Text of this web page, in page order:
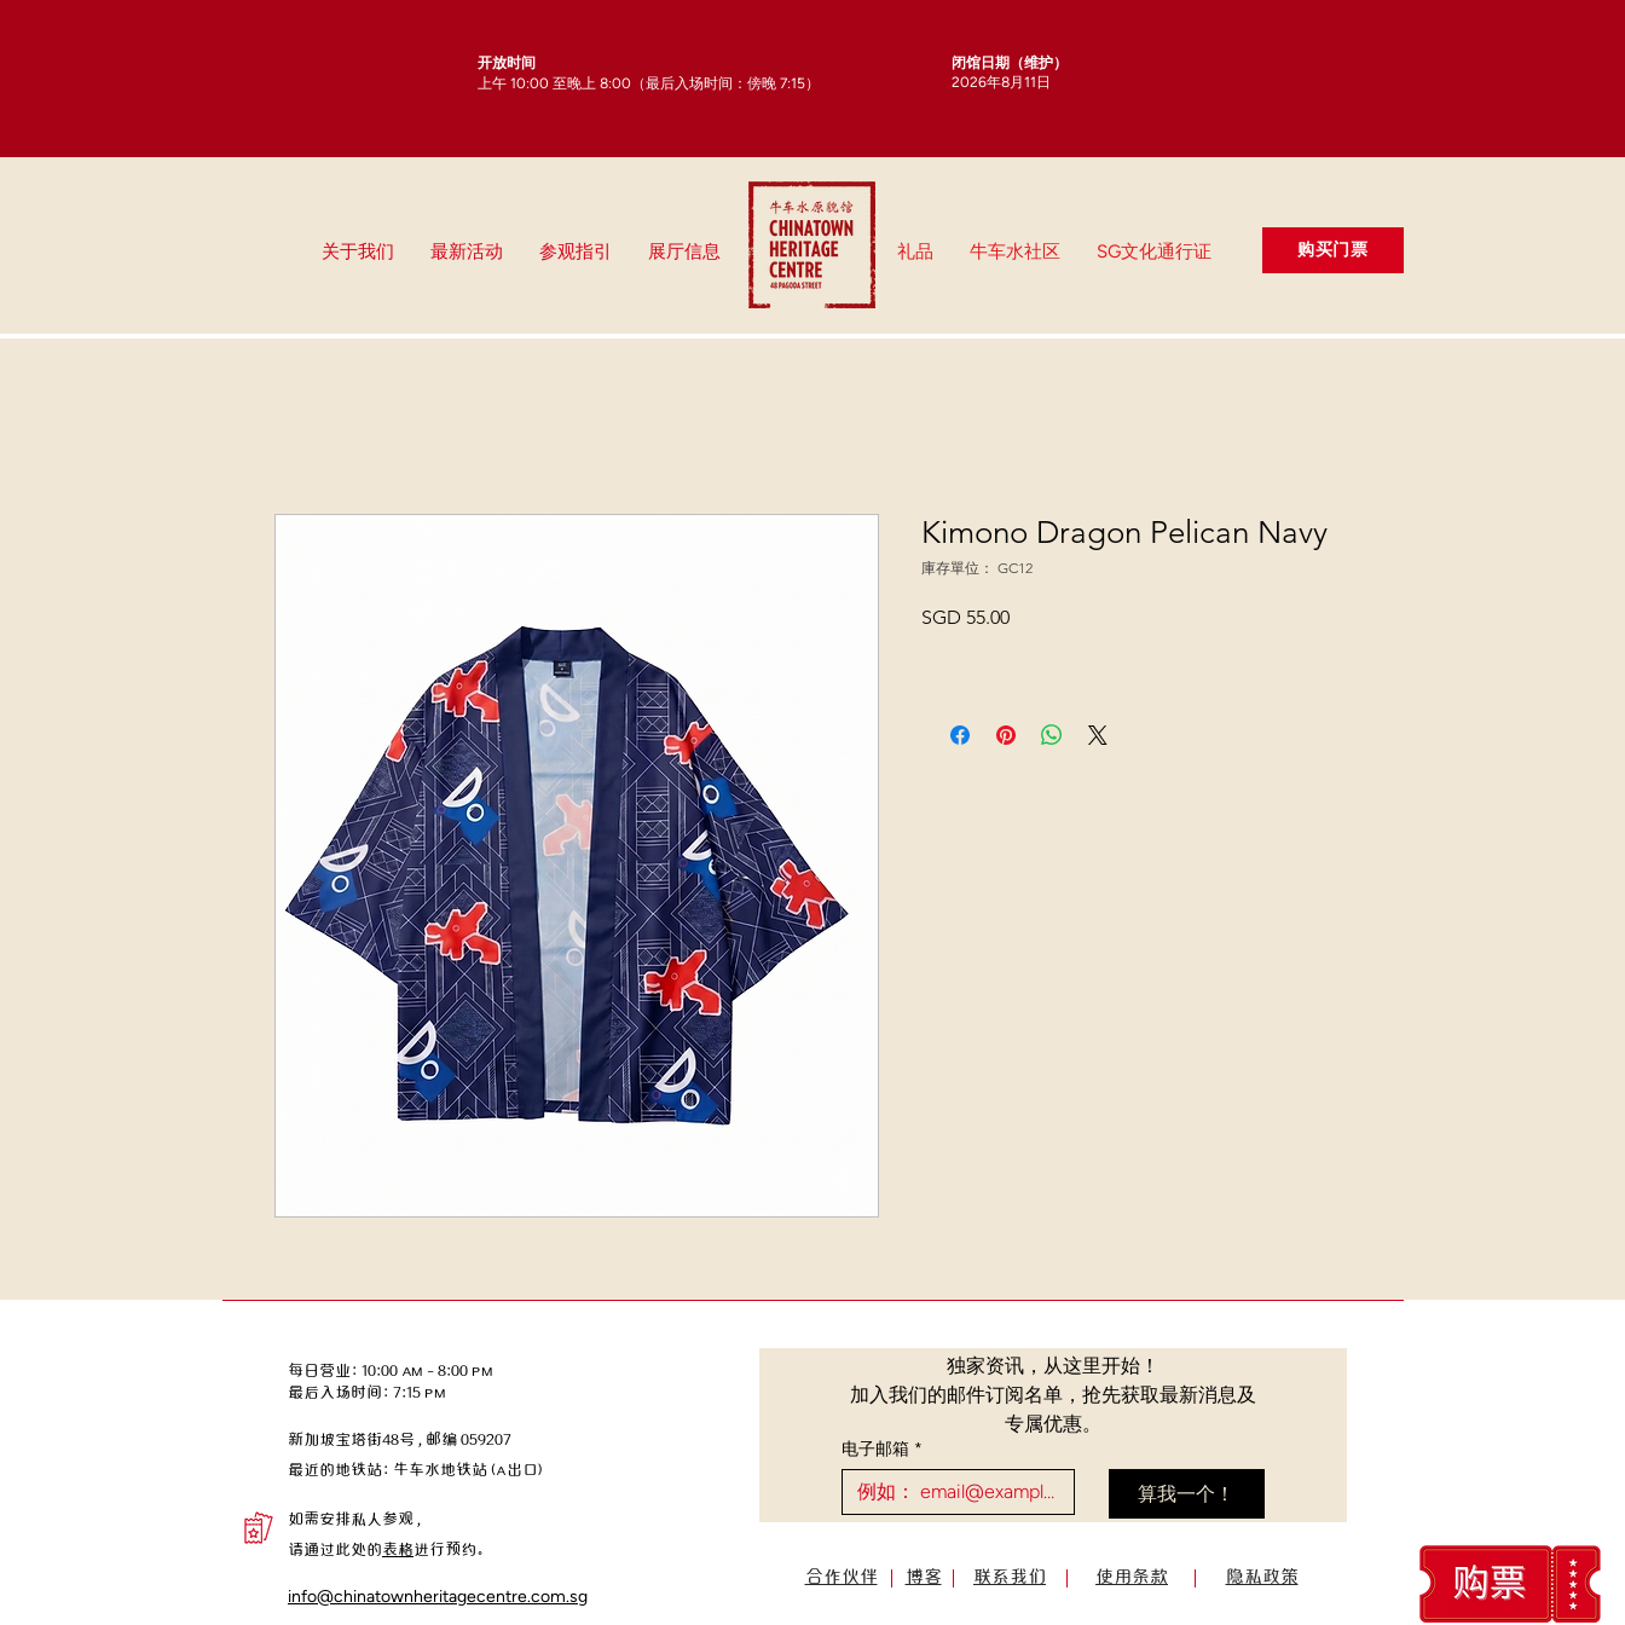
开放时间
上午 10:00 至晚上 8:00（最后入场时间：傍晚 7:15）
闭馆日期（维护）
2026年8月11日
购买门票
礼品 牛车水社区 SG文化通行证
关于我们 最新活动 参观指引 展厅信息
Kimono Dragon Pelican Navy
庫存單位： GC12
SGD 55.00價
每日营业：10:00 AM – 8:00 PM
​​最后入场时间：7:15 PM
新加坡宝塔街48号，邮编 059207
​最近的地铁站：牛车水地铁站 (A出口)
如需安排私人参观，
请通过此处的表格进行预约。
info@chinatownheritagecentre.com.sg
独家资讯，从这里开始！
加入我们的邮件订阅名单，抢先获取最新消息及
专属优惠。
电子邮箱 *
算我一个！
合作伙伴 博客 联系我们 使用条款 隐私政策